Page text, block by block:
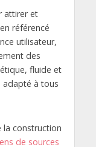
attirer et
référencé
utilisateur,
des
fluide et
adapté à tous
la construction
de sources